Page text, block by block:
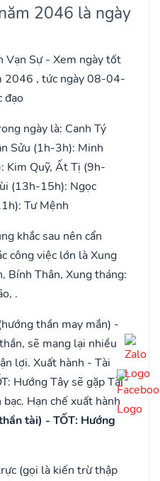
2046 là ngày
Vạn Sự - Xem ngày tốt
2046 , tức ngày 08-04-
đạo
ngày là: Canh Tý
Sửu (1h-3h): Minh
Kim Quỹ, Ất Tị (9h-
(13h-15h): Ngọc
Tư Mệnh
khắc sau nên cẩn
công việc lớn là Xung
Bính Thân, Xung tháng:
.
thần may mắn) -
sẽ mang lại nhiều
lợi. Xuất hành - Tài
Hướng Tây sẽ gặp Tài
Hạn chế xuất hành
tài) - TỐT: Hướng
(gọi là kiến trừ thập